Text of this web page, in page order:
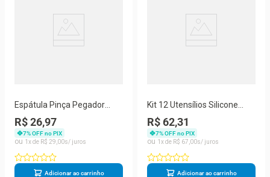
Espátula Pinça Pegador
Silicone 2 em 1 Proteção
Antiaderente
R$ 26,97
7% OFF no PIX
1
R$ 29 00
Adicionar ao carrinho
Kit 12 Utensílios Silicone
Colher Espátula Cabo
Madeira
R$ 62,31
7% OFF no PIX
1
R$ 67 00
Adicionar ao carrinho